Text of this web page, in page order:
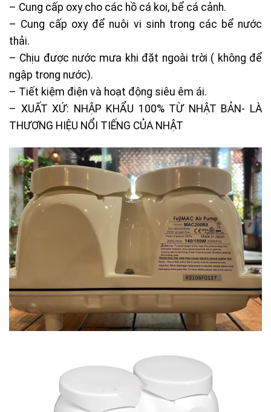
– Cung cấp oxy cho các hồ cá koi, bể cá cảnh.
– Cung cấp oxy để nuôi vi sinh trong các bể nước
thải.
– Chịu được nước mưa khi đặt ngoài trời ( không để
ngập trong nước).
– Tiết kiệm điện và hoạt động siêu êm ái.
– XUẤT XỨ: NHẬP KHẨU 100% TỪ NHẬT BẢN- LÀ
THƯƠNG HIỆU NỔI TIẾNG CỦA NHẬT